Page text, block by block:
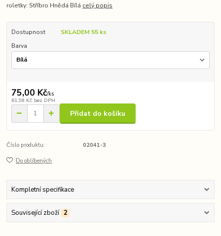
roletky: Stříbro Hnědá Bílá celý popis
Dostupnost
SKLADEM 55 ks
Barva
75,00 Kč/ks
61,98 Kč bez DPH
Přidat do košíku
Číslo produktu: 02041-3
Do oblíbených
Kompletní specifikace
Související zboží 2